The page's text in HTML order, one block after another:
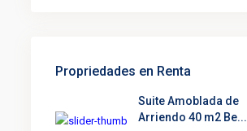
Propriedades en Renta
Suite Amoblada de
Arriendo 40 m2 Be...